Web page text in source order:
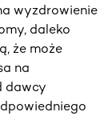
wyzdrowienie
daleko
że może
na
dawcy